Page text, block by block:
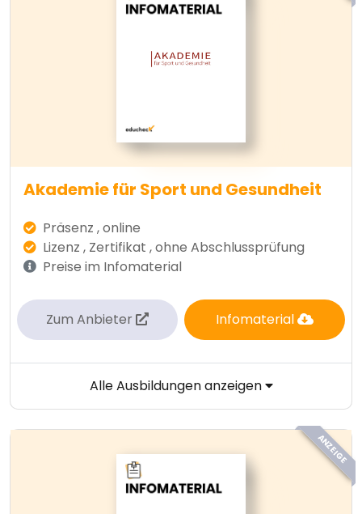
Akademie für Sport und Gesundheit
Präsenz , online
Lizenz , Zertifikat , ohne Abschlussprüfung
Preise im Infomaterial
Zum Anbieter Infomaterial
Alle Ausbildungen anzeigen
ANZEIGE